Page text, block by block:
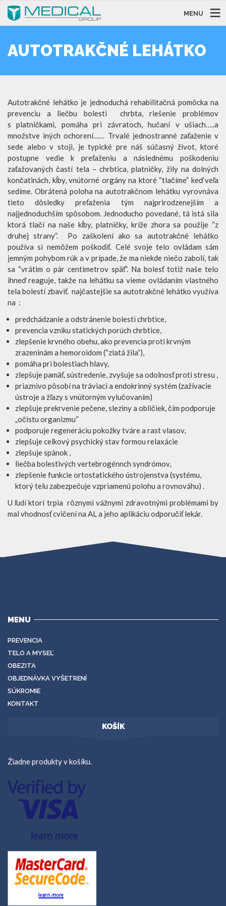
MENU
AUTOTRAKČNÉ LEHÁTKO
Autotrakčné lehátko je jednoduchá rehabilitačná pomôcka na
prevenciu a liečbu bolesti chrbta, riešenie problémov
s platničkami, pomáha pri závratoch, hučaní v ušiach…..a
množstve iných ochorení…… Trvalé jednostranné zaťaženie v
sede alebo v stoji, je typické pre náš súčasný život, ktoré
postupne vedie k preťaženiu a následnému poškodeniu
zaťažovaných častí tela – chrbtica, platničky, žily na dolných
končatinách, kĺby, vnútorné orgány na ktoré “tlačíme” keď veľa
sedíme. Obrátená poloha na autotrakčnom lehátku vyrovnáva
tieto dôsledky preťaženia tým najprirodzenejším a
najjednoduchším spôsobom. Jednoducho povedané, tá istá sila
ktorá tlačí na naše kĺby, platničky, kríže zhora sa použije “z
druhej strany”. Po zaškolení ako sa autotrakčné lehátko
používa si nemôžem poškodiť. Celé svoje telo ovládam sám
jemným pohybom rúk a v prípade, že ma niekde niečo zabolí, tak
sa “vrátim o pár centimetrov späť”. Na bolesť totiž naše telo
ihneď reaguje, takže na lehátku sa vieme ovládaním vlastného
tela bolestí zbaviť. najčastejšie sa autotrakčné lehátko využíva
na :
predchádzanie a odstránenie bolesti chrbtice,
prevencia vzniku statických porúch chrbtice,
zlepšenie krvného obehu, ako prevencia proti krvným
zrazeninám a hemoroidom (“zlatá žila”),
pomáha pri bolestiach hlavy,
zlepšuje pamäť, sústredenie, zvyšuje sa odolnosť proti stresu ,
priaznivo pôsobí na tráviaci a endokrinný systém (zažívacie
ústroje a žľazy s vnútorným vylučovaním)
zlepšuje prekrvenie pečene, sleziny a obličiek, čím podporuje
„očistu organizmu“
podporuje regeneráciu pokožky tváre a rast vlasov,
zlepšuje celkový psychický stav formou relaxácie
zlepšuje spánok ,
liečba bolestivých vertebrogénnch syndrómov,
zlepšenie funkcie ortostatického ústrojenstva (systému,
ktorý telu zabezpečuje vzpriamenú polohu a rovnováhu) .
U ľudí ktorí trpia rôznymi vážnymi zdravotnými problémami by
mal vhodnosť cvičení na AL a jeho aplikáciu odporučiť lekár.
MENU
PREVENCIA
TELO A MYSEĽ
OBEZITA
OBJEDNÁVKA VYŠETRENÍ
SÚKROMIE
KONTAKT
KOŠÍK
Žiadne produkty v košíku.